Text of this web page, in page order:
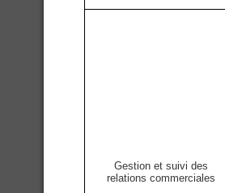
Gestion et suivi des
relations commerciales